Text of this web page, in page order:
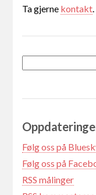
Ta gjerne kontakt.
Følg oss på
Følg oss på
RSS målinger